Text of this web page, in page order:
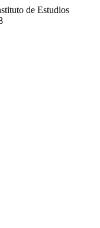
de Estudios